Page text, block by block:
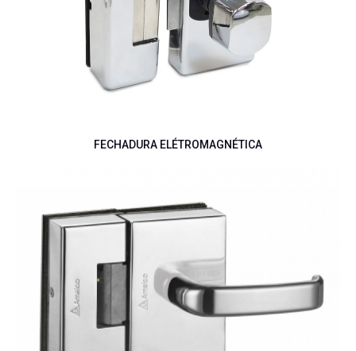
FECHADURA ELÉTROMAGNÉTICA